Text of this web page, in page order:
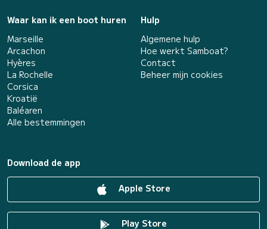
Waar kan ik een boot huren
Marseille
Arcachon
Hyères
La Rochelle
Corsica
Kroatië
Baléaren
Alle bestemmingen
Hulp
Algemene hulp
Hoe werkt Samboat?
Contact
Beheer mijn cookies
Download de app
Apple Store
Play Store